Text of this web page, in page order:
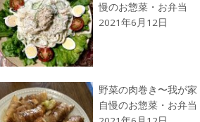
慢のお惣菜・お弁当
2021年6月12日
野菜の肉巻き〜我が家
自慢のお惣菜・お弁当